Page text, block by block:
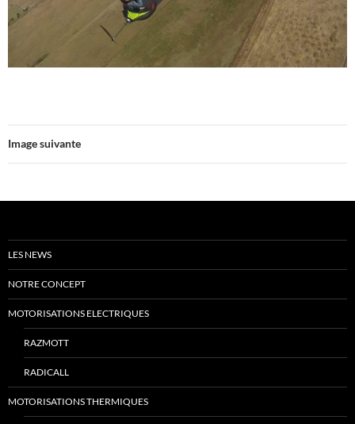
Image suivante
LES NEWS
NOTRE CONCEPT
MOTORISATIONS ELECTRIQUES
RAZMOTT
RADICALL
MOTORISATIONS THERMIQUES